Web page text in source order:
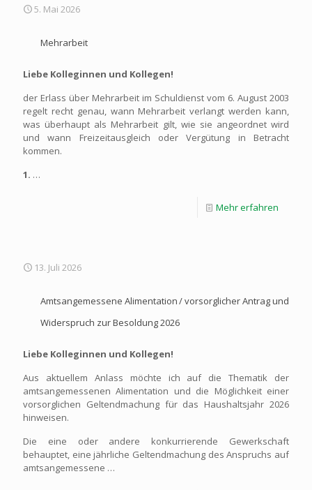
5. Mai 2026
Mehrarbeit
Liebe Kolleginnen und Kollegen!
der Erlass über Mehrarbeit im Schuldienst vom 6. August 2003
regelt recht genau, wann Mehrarbeit verlangt werden kann,
was überhaupt als Mehrarbeit gilt, wie sie angeordnet wird
und wann Freizeitausgleich oder Vergütung in Betracht
kommen.
1. …
Mehr erfahren
13. Juli 2026
Amtsangemessene Alimentation / vorsorglicher Antrag und
Widerspruch zur Besoldung 2026
Liebe Kolleginnen und Kollegen!
Aus aktuellem Anlass möchte ich auf die Thematik der
amtsangemessenen Alimentation und die Möglichkeit einer
vorsorglichen Geltendmachung für das Haushaltsjahr 2026
hinweisen.
Die eine oder andere konkurrierende Gewerkschaft
behauptet, eine jährliche Geltendmachung des Anspruchs auf
amtsangemessene …